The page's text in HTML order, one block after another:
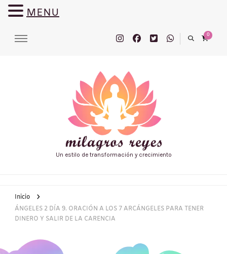
0
Un estilo de transformación y crecimiento
Inicio
ÁNGELES 2 DÍA 9. ORACIÓN A LOS 7 ARCÁNGELES PARA TENER
DINERO Y SALIR DE LA CARENCIA
MENU